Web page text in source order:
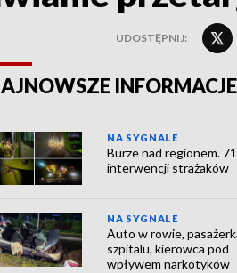
UDOSTĘPNIJ:
INFORMACJE
NA SYGNALE
Burze nad regionem. 71
interwencji strażaków
NA SYGNALE
Auto w rowie,
szpitalu, kierowca pod
wpływem narkotyków